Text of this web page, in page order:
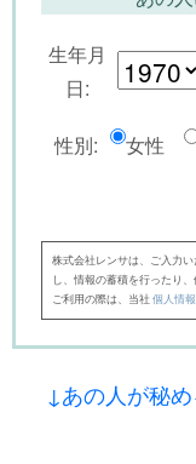
生年月
日:
性別: 女性
株式会社レンサは、ご入力
し、情報の蓄積を行ったり
ご利用の際は、当社 個人情
↓あの人が秘